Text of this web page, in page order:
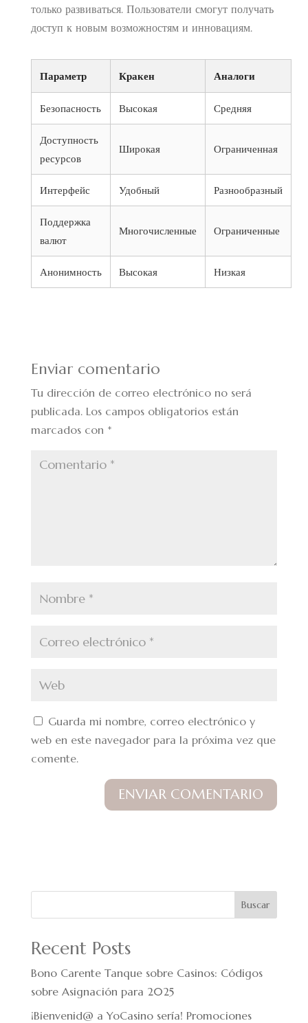
только развиваться. Пользователи смогут получать
доступ к новым возможностям и инновациям.
Параметр Кракен Аналоги
Безопасность Высокая Средняя
Доступность
ресурсов
Широкая Ограниченная
Интерфейс Удобный Разнообразный
Поддержка
валют
Многочисленные Ограниченные
Анонимность Высокая Низкая
Enviar comentario
Tu dirección de correo electrónico no será
publicada. Los campos obligatorios están
marcados con *
Guarda mi nombre, correo electrónico y
web en este navegador para la próxima vez que
comente.
Buscar
Recent Posts
Bono Carente Tanque sobre Casinos: Códigos
sobre Asignación para 2025
¡Bienvenid@ a YoCasino serí­a! Promociones